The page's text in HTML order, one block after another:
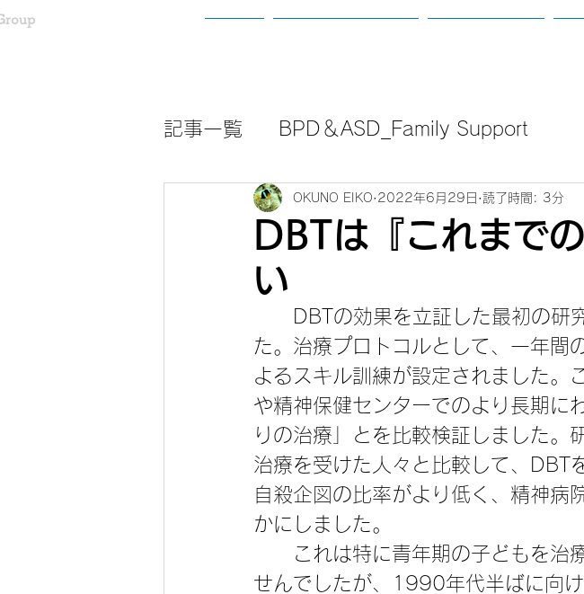
記事一覧 BPD＆ASD_Family Support
DBTは『これまで
い
OKUNO EIKO 2022年6月29日 読了時間: 3分
DBTの効果を立証した最初の研
た。治療プロトコルとして、一年間
よるスキル訓練が設定されました。
や精神保健センターでのより長期に
りの治療」とを比較検証しました。
治療を受けた人々と比較して、DBT
自殺企図の比率がより低く、精神病
かにしました。
これは特に青年期の子どもを治療
せんでしたが、1990年代半ばに向